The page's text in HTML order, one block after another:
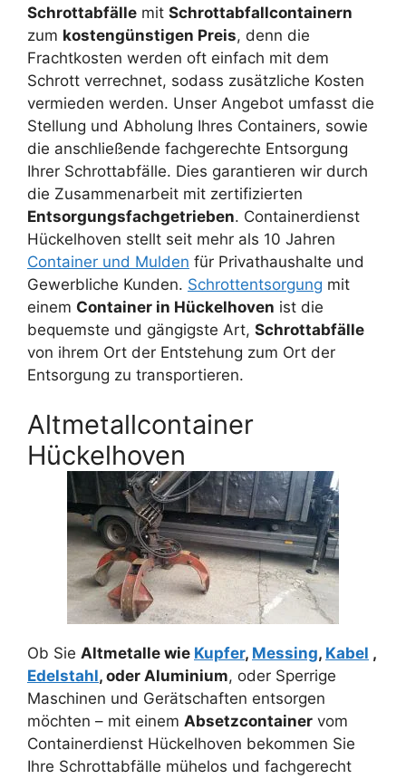
Schrottabfälle mit Schrottabfallcontainern
zum kostengünstigen Preis, denn die
Frachtkosten werden oft einfach mit dem
Schrott verrechnet, sodass zusätzliche Kosten
vermieden werden. Unser Angebot umfasst die
Stellung und Abholung Ihres Containers, sowie
die anschließende fachgerechte Entsorgung
Ihrer Schrottabfälle. Dies garantieren wir durch
die Zusammenarbeit mit zertifizierten
Entsorgungsfachgetrieben. Containerdienst
Hückelhoven stellt seit mehr als 10 Jahren
Container und Mulden für Privathaushalte und
Gewerbliche Kunden. Schrottentsorgung mit
einem Container in Hückelhoven ist die
bequemste und gängigste Art, Schrottabfälle
von ihrem Ort der Entstehung zum Ort der
Entsorgung zu transportieren.
Altmetallcontainer
Hückelhoven
Ob Sie Altmetalle wie Kupfer, Messing, Kabel ,
Edelstahl, oder Aluminium, oder Sperrige
Maschinen und Gerätschaften entsorgen
möchten – mit einem Absetzcontainer vom
Containerdienst Hückelhoven bekommen Sie
Ihre Schrottabfälle mühelos und fachgerecht